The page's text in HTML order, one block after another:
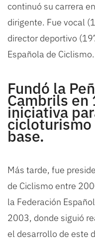
continuó su carrera
dirigente. Fue vocal
director deportivo
Española de Ciclismo.
Fundó la
Cambrils en
iniciativa
base.
Más tarde, fue
de Ciclismo entre
la Federación
2003, donde siguió
el desarrollo de este